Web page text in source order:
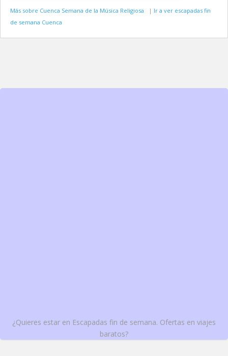
Más sobre Cuenca Semana de la Música Religiosa | Ir a ver escapadas fin
de semana Cuenca
¿Quieres estar en Escapadas fin de semana. Ofertas en viajes
baratos?